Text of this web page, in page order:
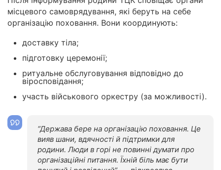
місцевого самоврядування, які беруть на себе
організацію поховання. Вони координують:
доставку тіла;
підготовку церемонії;
ритуальне обслуговування відповідно до
віросповідання;
участь військового оркестру (за можливості).
“Держава бере на організацію поховання. Це
вияв шани, вдячності й підтримки для
родини. Люди в горі не повинні думати про
організаційні питання. Їхній біль має бути